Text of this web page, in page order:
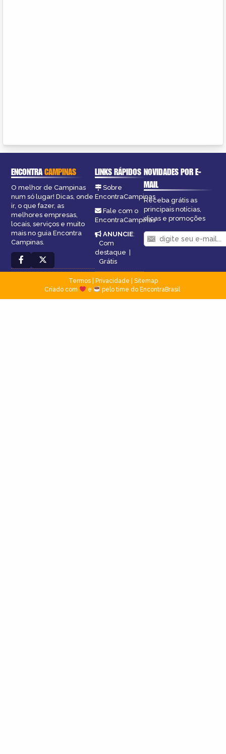
ENCONTRACAMPINAS
O melhor de Campinas
num só lugar! Dicas, onde
ir, o que fazer, as
melhores empresas,
locais, serviços e muito
mais no guia Encontra
Campinas.
LINKS RÁPIDOS
Sobre
EncontraCampinas
Fale com o
EncontraCampinas
ANUNCIE:
Com
destaque |
Grátis
NOVIDADES POR E-
MAIL
Receba grátis as
principais notícias,
dicas e promoções
Termos| Privacidade
Sitemap
Criado com
e pelo time do EncontraBrasil